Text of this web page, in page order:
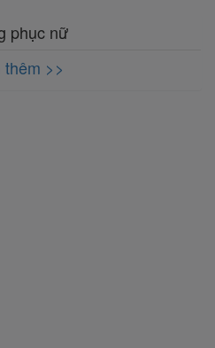
phục nữ
thêm >>